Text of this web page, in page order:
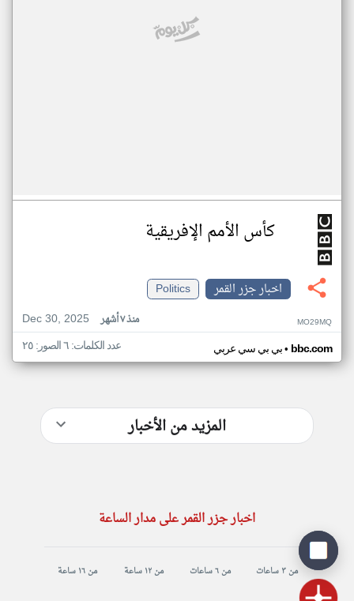
كأس الأمم الإفريقية
اخبار جزر القمر
Politics
Dec 30, 2025
منذ ٧ أشهر MO29MQ
بي بي سي عربي• bbc.com عدد الكلمات: ٦ الصور: ٢٥
المزيد من الأخبار
اخبار جزر القمر على مدار الساعة
من ٣ ساعات من ٦ ساعات من ١٢ ساعة من ١٦ ساعة